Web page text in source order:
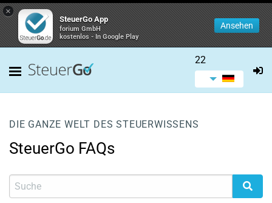
×
SteuerGo App
forium GmbH
kostenlos - In Google Play
Ansehen
22
DIE GANZE WELT DES STEUERWISSENS
SteuerGo FAQs